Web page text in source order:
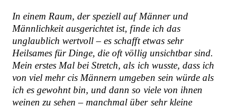
In einem Raum, der speziell auf Männer und
Männlichkeit ausgerichtet ist, finde ich das
unglaublich wertvoll – es schafft etwas sehr
Heilsames für Dinge, die oft völlig unsichtbar sind.
Mein erstes Mal bei Stretch, als ich wusste, dass ich
von viel mehr cis Männern umgeben sein würde als
ich es gewohnt bin, und dann so viele von ihnen
weinen zu sehen – manchmal über sehr kleine